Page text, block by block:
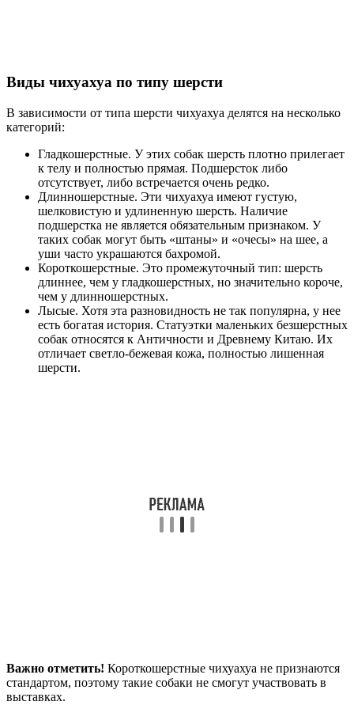
Виды чихуахуа по типу шерсти
В зависимости от типа шерсти чихуахуа делятся на несколько
категорий:
Гладкошерстные. У этих собак шерсть плотно прилегает
к телу и полностью прямая. Подшерсток либо
отсутствует, либо встречается очень редко.
Длинношерстные. Эти чихуахуа имеют густую,
шелковистую и удлиненную шерсть. Наличие
подшерстка не является обязательным признаком. У
таких собак могут быть «штаны» и «очесы» на шее, а
уши часто украшаются бахромой.
Короткошерстные. Это промежуточный тип: шерсть
длиннее, чем у гладкошерстных, но значительно короче,
чем у длинношерстных.
Лысые. Хотя эта разновидность не так популярна, у нее
есть богатая история. Статуэтки маленьких безшерстных
собак относятся к Античности и Древнему Китаю. Их
отличает светло-бежевая кожа, полностью лишенная
шерсти.
Важно отметить! Короткошерстные чихуахуа не признаются
стандартом, поэтому такие собаки не смогут участвовать в
выставках.